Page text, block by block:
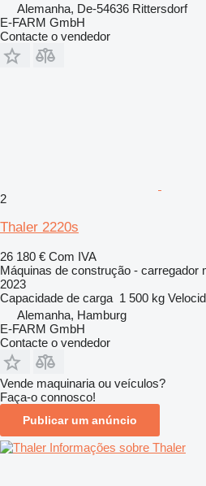
Alemanha, De-54636 Rittersdorf
E-FARM GmbH
Contacte o vendedor
2
Thaler 2220s
26 180 € Com IVA
Máquinas de construção - carregador
2023
Capacidade de carga 1 500 kg
Alemanha, Hamburg
E-FARM GmbH
Contacte o vendedor
Vende maquinaria ou veículos?
Faça-o connosco!
Publicar um anúncio
Informações sobre Thaler